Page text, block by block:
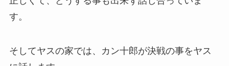
す。
そしてヤスの家では、カン十郎が決戦の事をヤス